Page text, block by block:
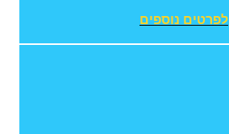
לפרטים נוספים